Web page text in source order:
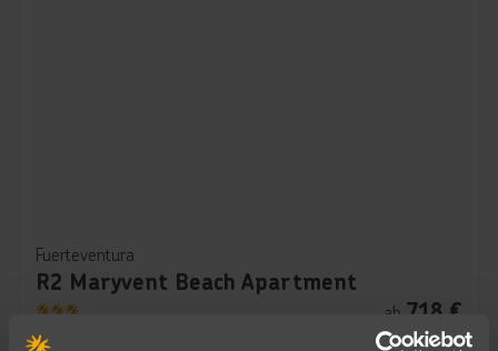
Fuerteventura
R2 Maryvent Beach Apartment
7 Nächte
ab 718 €
pro Person